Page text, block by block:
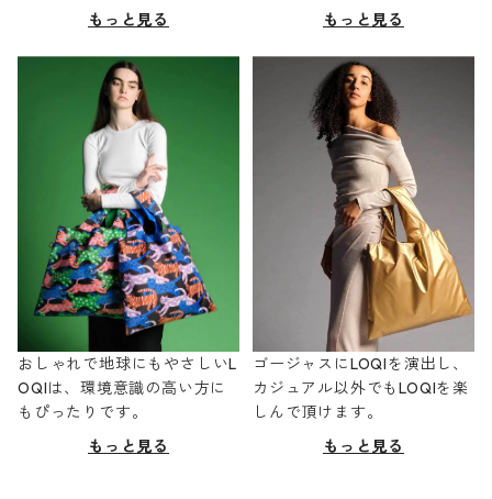
もっと見る
もっと見る
おしゃれで地球にもやさしいL
OQIは、環境意識の高い方に
もぴったりです。
もっと見る
ゴージャスにLOQIを演出し、
カジュアル以外でもLOQIを楽
しんで頂けます。
もっと見る